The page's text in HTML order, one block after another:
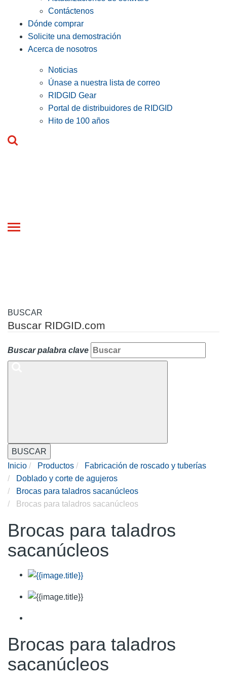
Contáctenos
Dónde comprar
Solicite una demostración
Acerca de nosotros
Noticias
Únase a nuestra lista de correo
RIDGID Gear
Portal de distribuidores de RIDGID
Hito de 100 años
Toggle
BUSCAR
Buscar RIDGID.com
Buscar palabra clave
BUSCAR
Inicio
Productos
Fabricación de roscado y tuberías
Doblado y corte de agujeros
Brocas para taladros sacanúcleos
Brocas para taladros sacanúcleos
Brocas para taladros
sacanúcleos
Brocas para taladros
sacanúcleos